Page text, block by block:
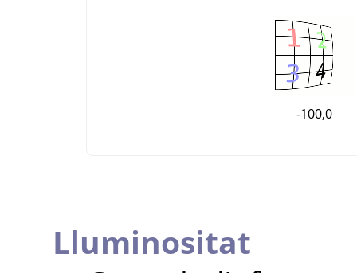
-100,0
Lluminositat